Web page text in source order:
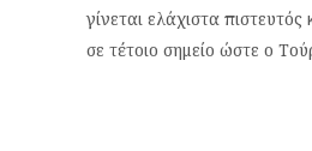
γίνεται ελάχιστα
σε τέτοιο σημείο ώστε ο